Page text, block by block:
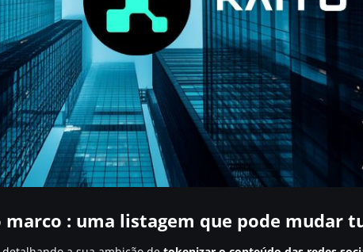
marco : uma listagem que pode mudar